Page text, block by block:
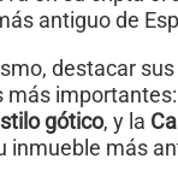
antiguo de
destacar
más
gótico, y la
inmueble más